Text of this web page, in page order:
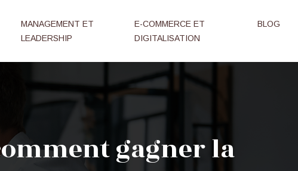
MANAGEMENT ET
LEADERSHIP
E-COMMERCE ET
DIGITALISATION
BLOG
gagner la